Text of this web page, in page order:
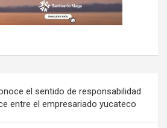
el sentido de responsabilidad
entre el empresariado yucateco